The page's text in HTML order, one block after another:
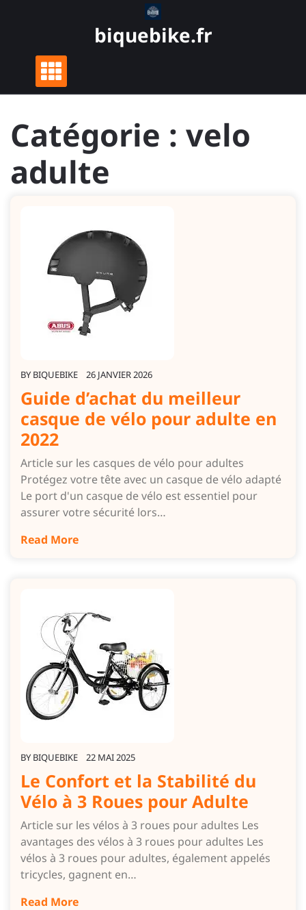
biquebike.fr
Catégorie : velo
adulte
BY BIQUEBIKE 26 JANVIER 2026
Guide d’achat du meilleur
casque de vélo pour adulte en
2022
Article sur les casques de vélo pour adultes
Protégez votre tête avec un casque de vélo adapté
Le port d'un casque de vélo est essentiel pour
assurer votre sécurité lors…
Read More
BY BIQUEBIKE 22 MAI 2025
Le Confort et la Stabilité du
Vélo à 3 Roues pour Adulte
Article sur les vélos à 3 roues pour adultes Les
avantages des vélos à 3 roues pour adultes Les
vélos à 3 roues pour adultes, également appelés
tricycles, gagnent en…
Read More